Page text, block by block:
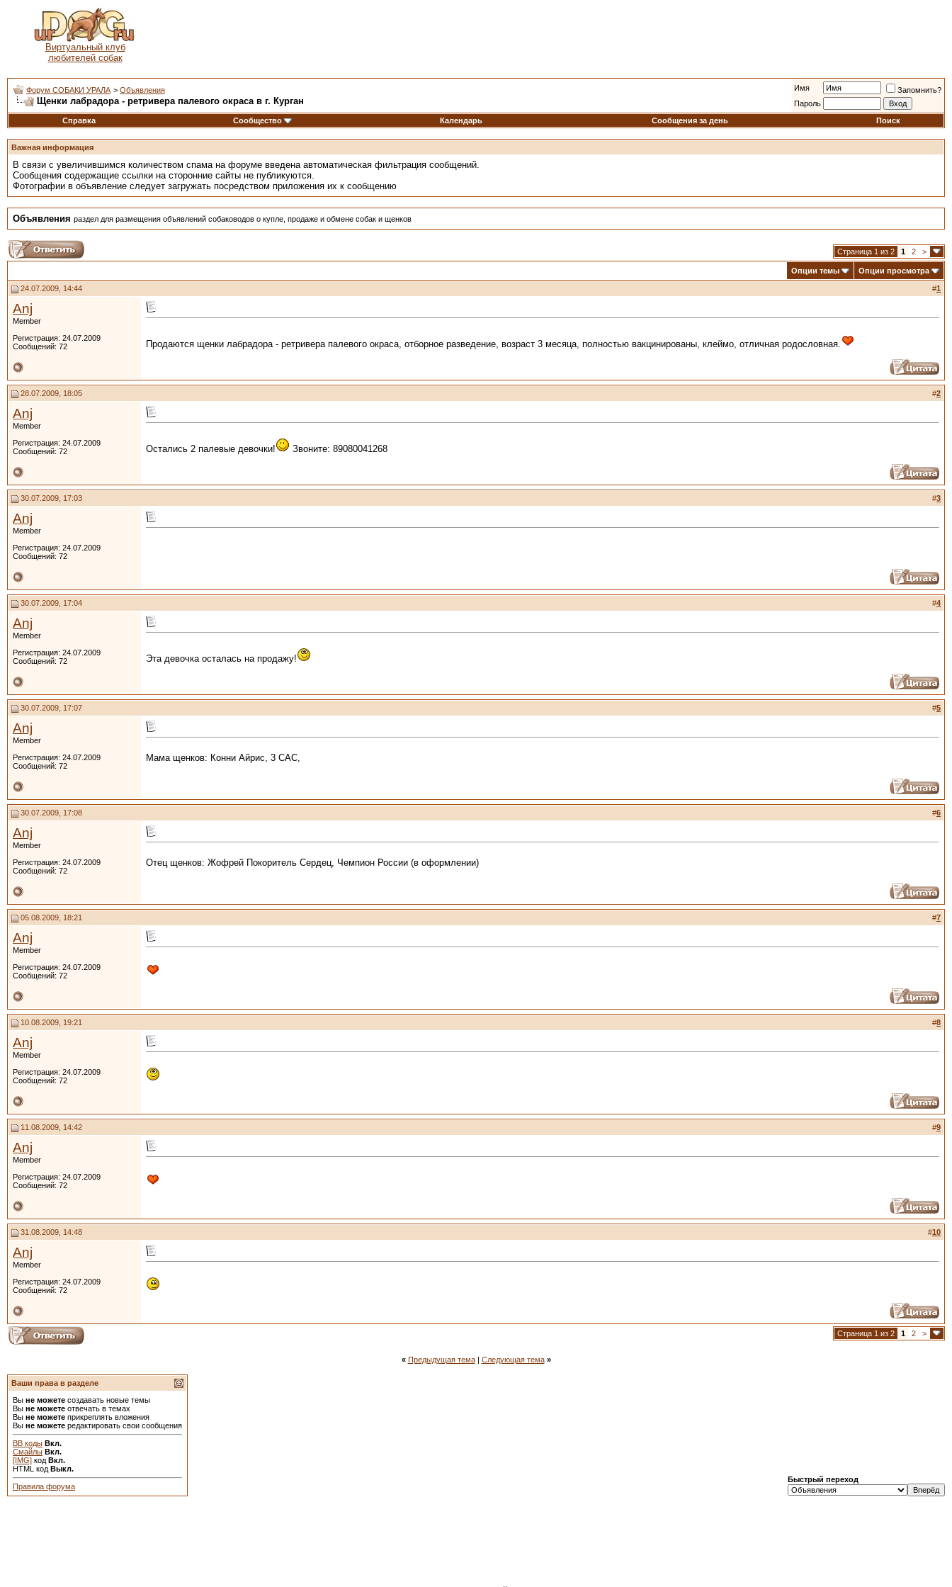
Виртуальный клуб
любителей собак
Форум СОБАКИ УРАЛА > Объявления
Щенки лабрадора - ретривера палевого окраса в г. Курган
Имя
Запомнить?
Пароль
Справка
Сообщество Календарь Сообщения за день Поиск
Важная информация
В связи с увеличившимся количеством спама на форуме введена автоматическая фильтрация сообщений.
Сообщения содержащие ссылки на сторонние сайты не публикуются.
Фотографии в объявление следует загружать посредством приложения их к сообщению
Объявления раздел для размещения объявлений собаководов о купле, продаже и обмене собак и щенков
Страница 1 из 2 1 2 >
Опции темы Опции просмотра
24.07.2009, 14:44 #1
Anj
Member
Регистрация: 24.07.2009
Сообщений: 72
Продаются щенки лабрадора - ретривера палевого окраса, отборное разведение, возраст 3 месяца, полностью вакцинированы, клеймо, отличная родословная.
28.07.2009, 18:05 #2
Anj
Member
Регистрация: 24.07.2009
Сообщений: 72
Остались 2 палевые девочки! Звоните: 89080041268
30.07.2009, 17:03 #3
Anj
Member
Регистрация: 24.07.2009
Сообщений: 72
30.07.2009, 17:04 #4
Anj
Member
Регистрация: 24.07.2009
Сообщений: 72
Эта девочка осталась на продажу!
30.07.2009, 17:07 #5
Anj
Member
Регистрация: 24.07.2009
Сообщений: 72
Мама щенков: Конни Айрис, 3 САС,
30.07.2009, 17:08 #6
Anj
Member
Регистрация: 24.07.2009
Сообщений: 72
Отец щенков: Жофрей Покоритель Сердец, Чемпион России (в оформлении)
05.08.2009, 18:21 #7
Anj
Member
Регистрация: 24.07.2009
Сообщений: 72
10.08.2009, 19:21 #8
Anj
Member
Регистрация: 24.07.2009
Сообщений: 72
11.08.2009, 14:42 #9
Anj
Member
Регистрация: 24.07.2009
Сообщений: 72
31.08.2009, 14:48 #10
Anj
Member
Регистрация: 24.07.2009
Сообщений: 72
Страница 1 из 2 1 2 >
« Предыдущая тема| Следующая тема »
Ваши права в разделе
Вы не можете создавать новые темы
Вы не можете отвечать в темах
Вы не можете прикреплять вложения
Вы не можете редактировать свои сообщения
BB коды Вкл.
Смайлы Вкл.
[IMG] код Вкл.
HTML код Выкл.
Правила форума
Быстрый переход